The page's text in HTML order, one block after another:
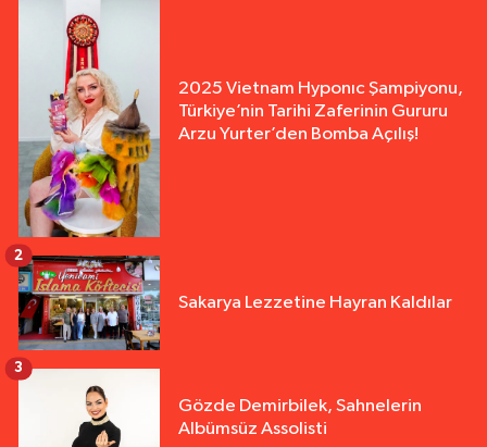
2025 Vietnam Hyponıc Şampiyonu,
Türkiye’nin Tarihi Zaferinin Gururu
Arzu Yurter’den Bomba Açılış!
Sakarya Lezzetine Hayran Kaldılar
2
Gözde Demirbilek, Sahnelerin
Albümsüz Assolisti
3